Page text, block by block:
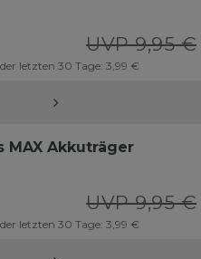
UVP 9,95 €
letzten 30 Tage: 3,99 €
MAX Akkuträger
UVP 9,95 €
letzten 30 Tage: 3,99 €